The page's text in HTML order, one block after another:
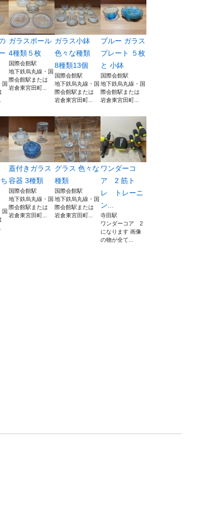
国
ガラスボール
4種類５枚
国際会館駅
地下鉄烏丸線・国
際会館駅または
岩倉東宮田町...
ガラス小鉢
色々な種類
8種類13個
国際会館駅
地下鉄烏丸線・国
際会館駅または
岩倉東宮田町...
ブルー ガラス
プレート ５枚
と 小鉢
国際会館駅
地下鉄烏丸線・国
際会館駅または
岩倉東宮田町...
国
蓋付きガラス
容器 3種類
国際会館駅
地下鉄烏丸線・国
際会館駅または
岩倉東宮田町...
グラス 色々な
種類
国際会館駅
地下鉄烏丸線・国
際会館駅または
岩倉東宮田町...
ワンダーコ
ア 2 筋ト
レ トレーニ
ン...
寺田駅
ワンダーコア 2
になります 画像
の物が全て...